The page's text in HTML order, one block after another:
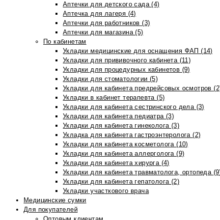
Аптечки для детского сада (4)
Аптечка для лагеря (4)
Аптечки для работников (3)
Аптечки для магазина (5)
По кабинетам
Укладки медицинские для оснащения ФАП (14)
Укладки для прививочного кабинета (11)
Укладки для процедурных кабинетов (9)
Укладки для стоматологии (5)
Укладки для кабинета предрейсовых осмотров
Укладки в кабинет терапевта (5)
Укладки для кабинета сестринского дела (3)
Укладки для кабинета педиатра (3)
Укладки для кабинета гинеколога (3)
Укладка для кабинета гастроэнтеролога (2)
Укладки для кабинета косметолога (10)
Укладки для кабинета аллерголога (9)
Укладки для кабинета хирурга (4)
Укладки для кабинета травматолога, ортопеда
Укладки для кабинета гепатолога (2)
Укладки участкового врача
Медицинские сумки
Для покупателей